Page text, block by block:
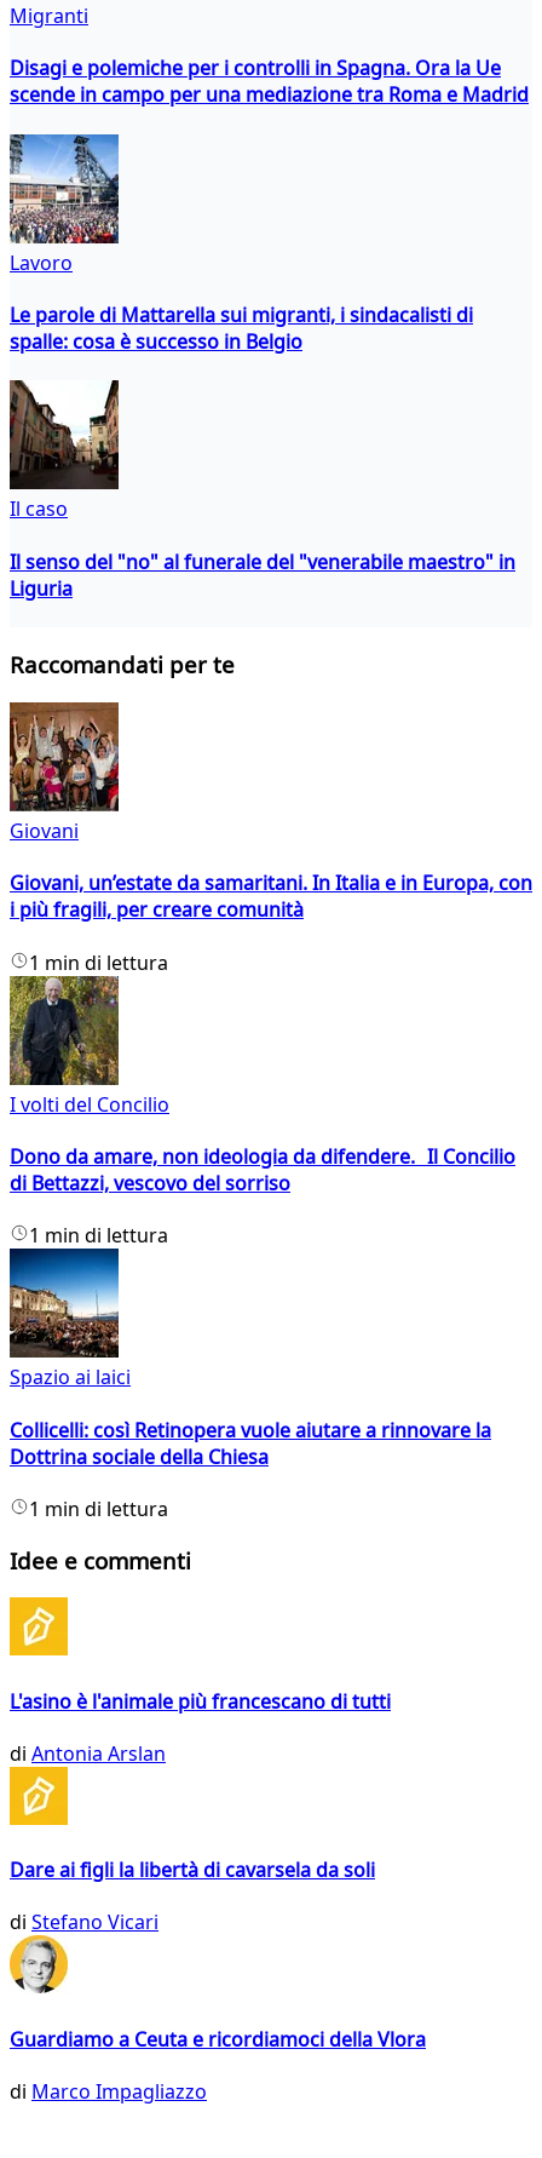
Migranti
Disagi e polemiche per i controlli in Spagna. Ora la Ue
scende in campo per una mediazione tra Roma e Madrid
Lavoro
Le parole di Mattarella sui migranti, i sindacalisti di
spalle: cosa è successo in Belgio
Il caso
Il senso del "no" al funerale del "venerabile maestro" in
Liguria
Raccomandati per te
Giovani
Giovani, un’estate da samaritani. In Italia e in Europa, con
i più fragili, per creare comunità
1 min di lettura
I volti del Concilio
Dono da amare, non ideologia da difendere. Il Concilio
di Bettazzi, vescovo del sorriso
1 min di lettura
Spazio ai laici
Collicelli: così Retinopera vuole aiutare a rinnovare la
Dottrina sociale della Chiesa
1 min di lettura
Idee e commenti
L'asino è l'animale più francescano di tutti
di Antonia Arslan
Dare ai figli la libertà di cavarsela da soli
di Stefano Vicari
Guardiamo a Ceuta e ricordiamoci della Vlora
di Marco Impagliazzo